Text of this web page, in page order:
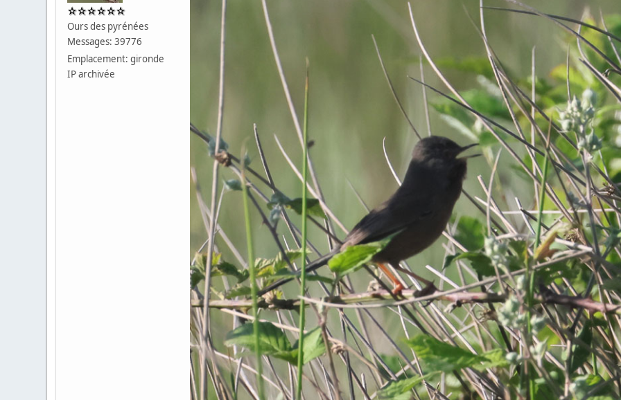
Ours des pyrénées
Messages: 39776
Emplacement: gironde
IP archivée